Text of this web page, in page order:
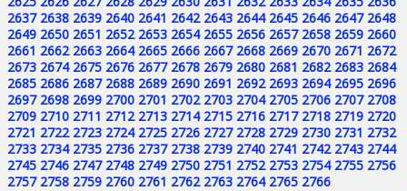
2637 2638 2639 2640 2641 2642 2643 2644 2645 2646 2647 2648
2649 2650 2651 2652 2653 2654 2655 2656 2657 2658 2659 2660
2661 2662 2663 2664 2665 2666 2667 2668 2669 2670 2671 2672
2673 2674 2675 2676 2677 2678 2679 2680 2681 2682 2683 2684
2685 2686 2687 2688 2689 2690 2691 2692 2693 2694 2695 2696
2697 2698 2699 2700 2701 2702 2703 2704 2705 2706 2707 2708
2709 2710 2711 2712 2713 2714 2715 2716 2717 2718 2719 2720
2721 2722 2723 2724 2725 2726 2727 2728 2729 2730 2731 2732
2733 2734 2735 2736 2737 2738 2739 2740 2741 2742 2743 2744
2745 2746 2747 2748 2749 2750 2751 2752 2753 2754 2755 2756
2757 2758 2759 2760 2761 2762 2763 2764 2765 2766